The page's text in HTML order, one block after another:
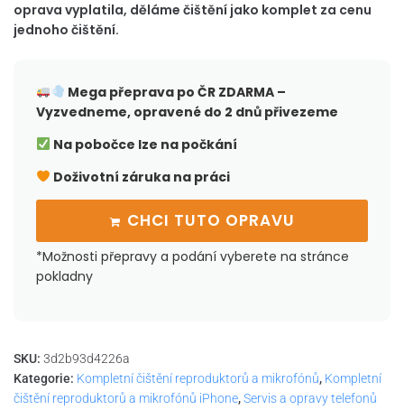
oprava vyplatila, děláme čištění jako komplet za cenu
jednoho čištění.
Mega přeprava po ČRZDARMA –
Vyzvedneme, opravené do 2 dnů přivezeme
Na pobočce lze na počkání
Doživotní záruka na práci
CHCI TUTO OPRAVU
*Možnosti přepravy a podání vyberete na stránce
pokladny
SKU: 3d2b93d4226a
Kategorie: Kompletní čištění reproduktorů a mikrofónů, Kompletní
čištění reproduktorů a mikrofónů iPhone,Servis a opravy telefonů